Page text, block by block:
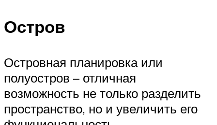
Остров
Островная планировка или
полуостров – отличная
возможность не только разделить
пространство, но и увеличить его